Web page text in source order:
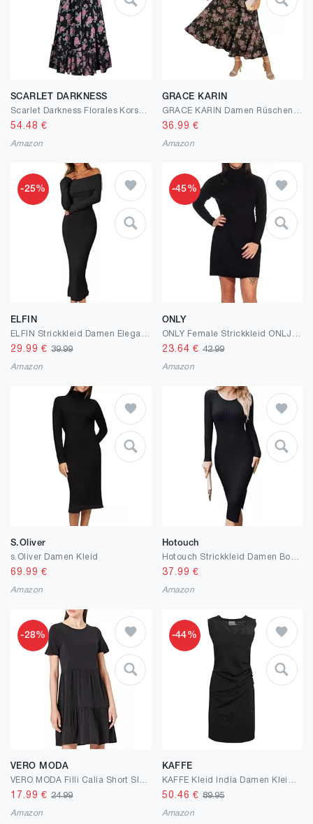
SCARLET DARKNESS
54.48 €
Amazon
GRACE KARIN
36.99 €
Amazon
-25%
ELFIN
29.99 €39.99
Amazon
-45%
ONLY
23.64 € 42.99
Amazon
S.Oliver
s.Oliver Damen Kleid
69.99 €
Amazon
Hotouch
37.99 €
Amazon
-28%
VERO MODA
17.99 €24.99
Amazon
-44%
KAFFE
50.46 € 89.95
Amazon